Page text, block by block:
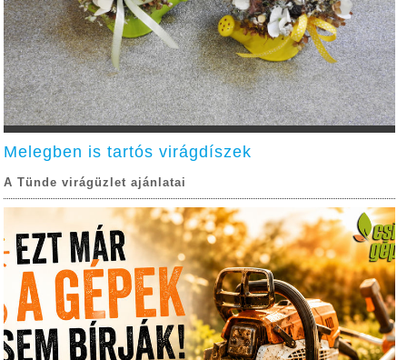
Melegben is tartós virágdíszek
A Tünde virágüzlet ajánlatai